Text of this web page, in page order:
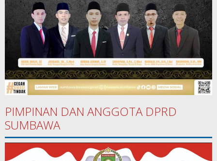
PIMPINAN DAN ANGGOTA DPRD
SUMBAWA